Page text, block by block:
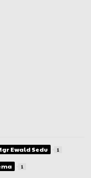
Ewald Sedu 1
1